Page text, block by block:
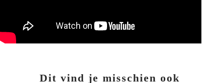
Dit vind je misschien ook